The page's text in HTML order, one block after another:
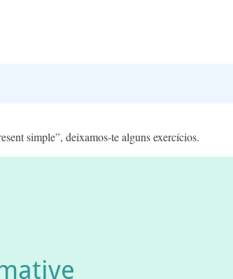
simple”, deixamos-te alguns exercícios.